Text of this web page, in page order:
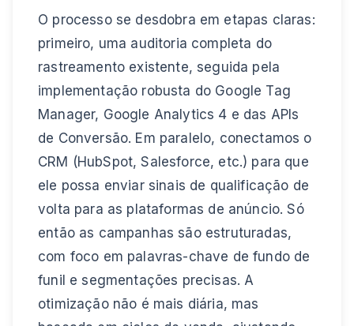
O processo se desdobra em etapas claras:
primeiro, uma auditoria completa do
rastreamento existente, seguida pela
implementação robusta do Google Tag
Manager, Google Analytics 4 e das APIs
de Conversão. Em paralelo, conectamos o
CRM (HubSpot, Salesforce, etc.) para que
ele possa enviar sinais de qualificação de
volta para as plataformas de anúncio. Só
então as campanhas são estruturadas,
com foco em palavras-chave de fundo de
funil e segmentações precisas. A
otimização não é mais diária, mas